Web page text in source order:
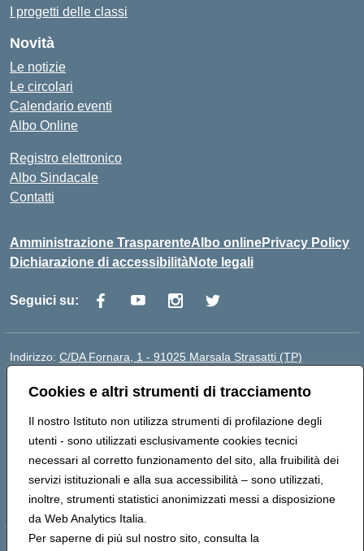
Cookies e altri strumenti di tracciamento
Il nostro Istituto non utilizza strumenti di profilazione degli
utenti - sono utilizzati esclusivamente cookies tecnici
necessari al corretto funzionamento del sito, alla fruibilità dei
servizi istituzionali e alla sua accessibilità – sono utilizzati,
inoltre, strumenti statistici anonimizzati messi a disposizione
da Web Analytics Italia.
Per saperne di più sul nostro sito, consulta la
I progetti delle classi
Novità
Le notizie
Le circolari
Calendario eventi
Albo Online
Registro elettronico
Albo Sindacale
Contatti
Amministrazione TrasparenteAlbo onlinePrivacy Policy
Dichiarazione di accessibilitàNote legali
Seguici su:
Indirizzo: C/DA Fornara, 1 - 91025 Marsala Strasatti (TP)
Posta elettronica certificata (PEC):tpic81600v@pec.istruzione.it
Codice fiscale: 82006360810
Codice meccanografico: TPIC81600V
Codice Indice delle Pubbliche Amministrazioni (IPA):